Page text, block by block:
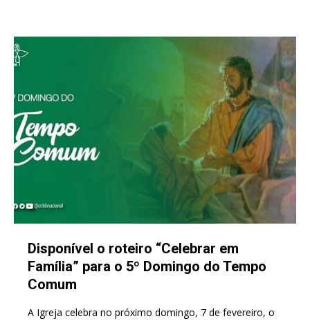
Disponível o roteiro “Celebrar em
Família” para o 5º Domingo do Tempo
Comum
A Igreja celebra no próximo domingo, 7 de fevereiro, o